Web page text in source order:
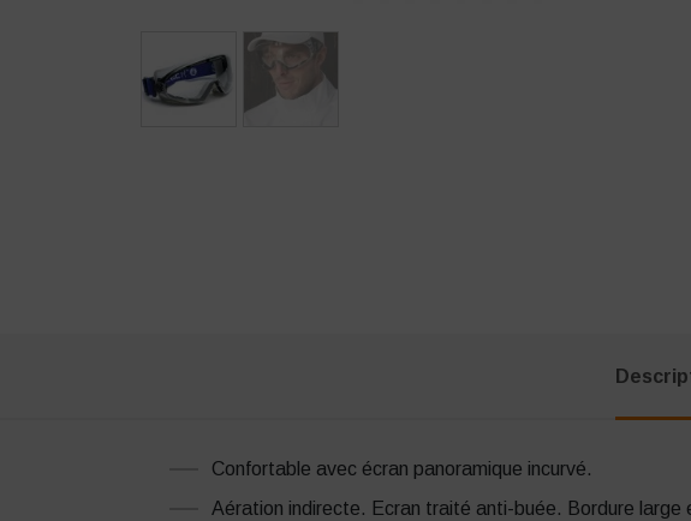
Confortable avec écran panoramique incurvé.
Aération indirecte. Ecran traité anti-buée. Bordure large